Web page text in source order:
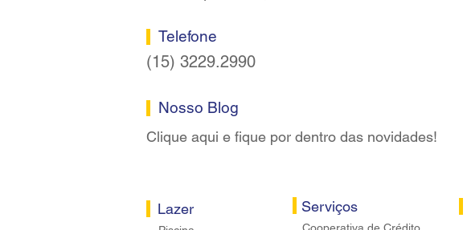
Telefone
(15) 3229.2990
Nosso Blog
Clique aqui e fique por dentro das novidades!
Lazer Serviços